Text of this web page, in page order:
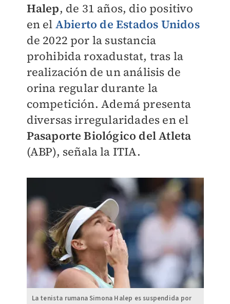
Halep, de 31 años, dio positivo
en el Abierto de Estados Unidos
de 2022 por la sustancia
prohibida roxadustat, tras la
realización de un análisis de
orina regular durante la
competición. Ademá presenta
diversas irregularidades en el
Pasaporte Biológico del Atleta
(ABP), señala la ITIA.
La tenista rumana Simona Halep es suspendida por